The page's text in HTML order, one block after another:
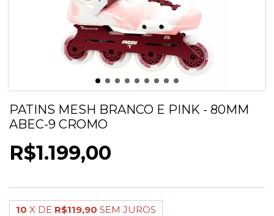
PATINS MESH BRANCO E PINK - 80MM
ABEC-9 CROMO
R$1.199,00
10 X DE R$119,90 SEM JUROS